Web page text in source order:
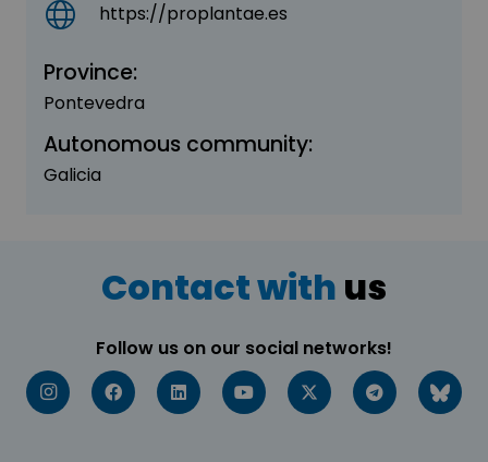
https://proplantae.es
Province:
Pontevedra
Autonomous community:
Galicia
Contact with us
Follow us on our social networks!